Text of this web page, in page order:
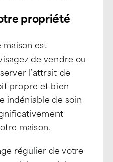
propriété
est
de vendre ou
l’attrait de
propre et bien
indéniable de soin
maison.
régulier de votre